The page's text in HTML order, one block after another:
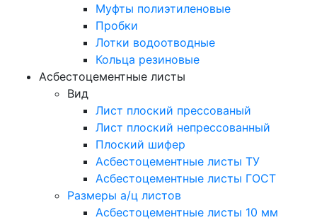
Муфты полиэтиленовые
Пробки
Лотки водоотводные
Кольца резиновые
Асбестоцементные листы
Вид
Лист плоский прессованый
Лист плоский непрессованный
Плоский шифер
Асбестоцементные листы ТУ
Асбестоцементные листы ГОСТ
Размеры а/ц листов
Асбестоцементные листы 10 мм